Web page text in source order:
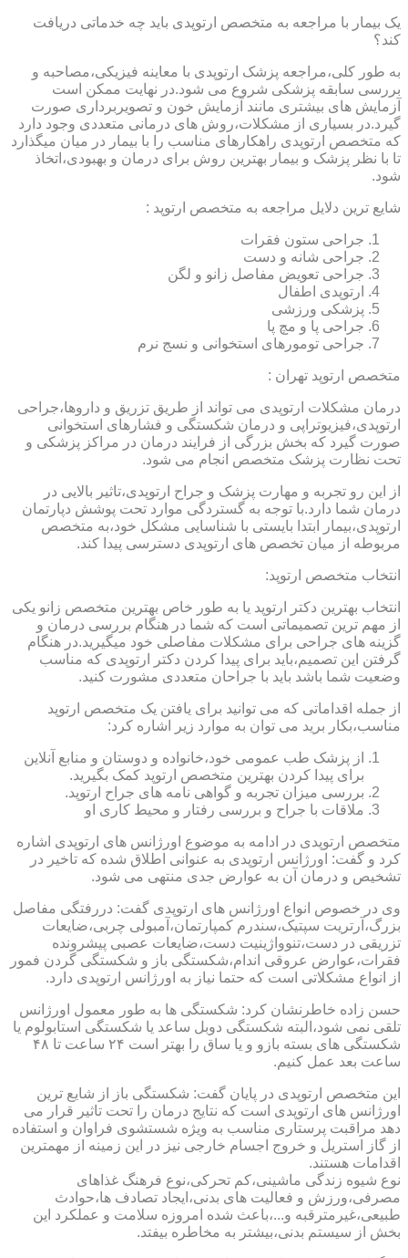
یک بیمار با مراجعه به متخصص ارتوپدی باید چه خدماتی دریافت
کند؟
به طور کلی،مراجعه پزشک ارتوپدی با معاینه فیزیکی،مصاحبه و
بررسی سابقه پزشکی شروع می شود.در نهایت ممکن است
آزمایش های بیشتری مانند آزمایش خون و تصویربرداری صورت
گیرد.در بسیاری از مشکلات،روش های درمانی متعددی وجود دارد
که متخصص ارتوپدی راهکارهای مناسب را با بیمار در میان میگذارد
تا با نظر پزشک و بیمار بهترین روش برای درمان و بهبودی،اتخاذ
شود.
شایع ترین دلایل مراجعه به متخصص ارتوپد :
جراحی ستون فقرات
جراحی شانه و دست
جراحی تعویض مفاصل زانو و لگن
ارتوپدی اطفال
پزشکی ورزشی
جراحی پا و مچ پا
جراحی تومورهای استخوانی و نسج نرم
متخصص ارتوپد تهران :
درمان مشکلات ارتوپدی می تواند از طریق تزریق و داروها،جراحی
ارتوپدی،فیزیوتراپی و درمان شکستگی و فشارهای استخوانی
صورت گیرد که بخش بزرگی از فرایند درمان در مراکز پزشکی و
تحت نظارت پزشک متخصص انجام می شود.
از این رو تجربه و مهارت پزشک و جراح ارتوپدی،تاثیر بالایی در
درمان شما دارد.با توجه به گستردگی موارد تحت پوشش دپارتمان
ارتوپدی،بیمار ابتدا بایستی با شناسایی مشکل خود،به متخصص
مربوطه از میان تخصص های ارتوپدی دسترسی پیدا کند.
انتخاب متخصص ارتوپد:
انتخاب بهترین دکتر ارتوپد یا به طور خاص بهترین متخصص زانو یکی
از مهم ترین تصمیماتی است که شما در هنگام بررسی درمان و
گزینه های جراحی برای مشکلات مفاصلی خود میگیرید.در هنگام
گرفتن این تصمیم،باید برای پیدا کردن دکتر ارتوپدی که مناسب
وضعیت شما باشد باید با جراحان متعددی مشورت کنید.
از جمله اقداماتی که می توانید برای یافتن یک متخصص ارتوپد
مناسب،بکار برید می توان به موارد زیر اشاره کرد:
از پزشک طب عمومی خود،خانواده و دوستان و منابع آنلاین
برای پیدا کردن بهترین متخصص ارتوپد کمک بگیرید.
بررسی میزان تجربه و گواهی نامه های جراح ارتوپد.
ملاقات با جراح و بررسی رفتار و محیط کاری او
متخصص ارتوپدی در ادامه به موضوع اورژانس های ارتوپدی اشاره
کرد و گفت: اورژانس ارتوپدی به عنوانی اطلاق شده که تاخیر در
تشخیص و درمان آن به عوارض جدی منتهی می شود.
وی در خصوص انواع اورژانس های ارتوپدی گفت: دررفتگی مفاصل
بزرگ،آرتریت سپتیک،سندرم کمپارتمان،آمبولی چربی،ضایعات
تزریقی در دست،تنوواژینیت دست،ضایعات عصبی پیشرونده
فقرات،عوارض عروقی اندام،شکستگی باز و شکستگی گردن فمور
از انواع مشکلاتی است که حتما نیاز به اورژانس ارتوپدی دارد.
حسن زاده خاطرنشان کرد: شکستگی ها به طور معمول اورژانس
تلقی نمی شود،البته شکستگی دوبل ساعد یا شکستگی استابولوم یا
شکستگی های بسته بازو و یا ساق را بهتر است ۲۴ ساعت تا ۴۸
ساعت بعد عمل کنیم.
این متخصص ارتوپدی در پایان گفت: شکستگی باز از شایع ترین
اورژانس های ارتوپدی است که نتایج درمان را تحت تاثیر قرار می
دهد مراقبت پرستاری مناسب به ویژه شستشوی فراوان و استفاده
از گاز استریل و خروج اجسام خارجی نیز در این زمینه از مهمترین
اقدامات هستند.
نوع شیوه زندگی ماشینی،کم تحرکی،نوع فرهنگ غذاهای
مصرفی،ورزش و فعالیت های بدنی،ایجاد تصادف ها،حوادث
طبیعی،غیرمترقبه و...،باعث شده امروزه سلامت و عملکرد این
بخش از سیستم بدنی،بیشتر به مخاطره بیفتد.